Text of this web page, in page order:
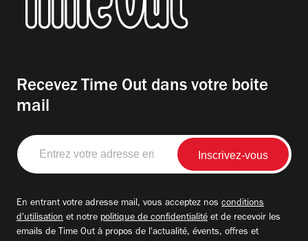
Recevez Time Out dans votre boite
mail
Entrez
votre
adresse
En entrant votre adresse mail, vous acceptez nos conditions
d'utilisation et notre politique de confidentialité et de recevoir les
emails de Time Out à propos de l'actualité, évents, offres et